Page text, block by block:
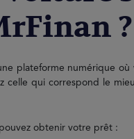
?
plateforme numérique
celle qui correspond le
obtenir votre prêt :